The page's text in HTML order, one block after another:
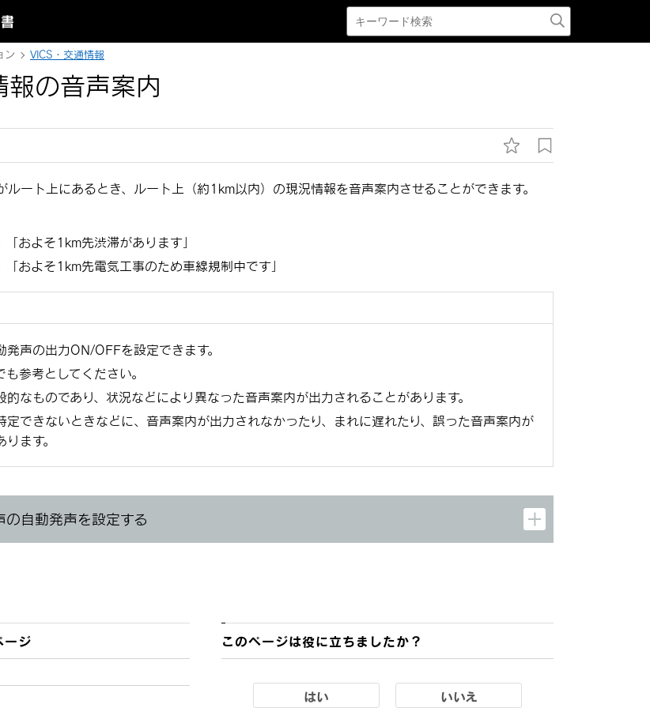
ン VICS・交通情報
の音声案内
ルート上にあるとき、ルート上（約1km以内）の現況情報を音声案内させることができます。
「‍およそ1km先渋滞があります‍」
「‍およそ1km先電気工事のため車線規制中です‍」
発声の出力ON/OFFを設定できます。
参考としてください。
なものであり、状況などにより異なった音声案内が出力されることがあります。
定できないときなどに、音声案内が出力されなかったり、まれに遅れたり、誤った音声案内が
ます。
自動発声を設定する
ージ このページは役に立ちましたか？
はい いいえ